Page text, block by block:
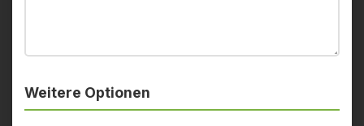
Weitere Optionen